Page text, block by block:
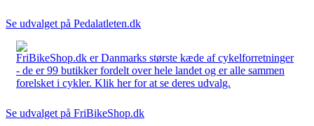
Se udvalget på Pedalatleten.dk
FriBikeShop.dk er Danmarks største kæde af cykelforretninger
- de er 99 butikker fordelt over hele landet og er alle sammen
forelsket i cykler. Klik her for at se deres udvalg.
Se udvalget på FriBikeShop.dk